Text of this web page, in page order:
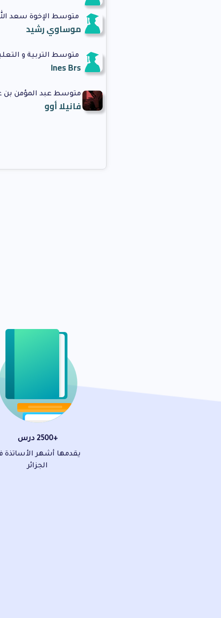
متوسط الإخوة سعد الله
موساوي رشيد
متوسط التربية و
Ines Brs
متوسط عبد المؤمن بن
فانيلا أوو
+2500 درس
يقدمها أشهر الأساتذة
الجزائر